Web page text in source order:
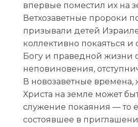
впервые поместил их на
Ветхозаветные пророки
призывали детей
коллективно покаяться и
Богу и праведной жизни
неповиновения,
В новозаветные времена,
Христа на земле может
служение покаяния — то
состоявшее в